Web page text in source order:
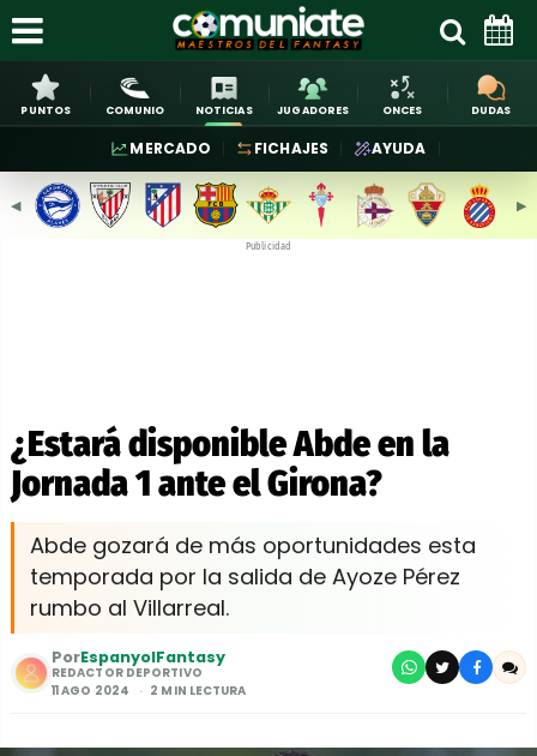
PUNTOS COMUNIO NOTICIAS JUGADORES ONCES DUDAS
MERCADO FICHAJES AYUDA
◀︎ ▶︎
Publicidad
¿Estará disponible Abde en la
Jornada 1 ante el Girona?
Abde gozará de más oportunidades esta
temporada por la salida de Ayoze Pérez
rumbo al Villarreal.
PorEspanyolFantasy
REDACTOR DEPORTIVO
11 AGO 2024
2 MIN LECTURA